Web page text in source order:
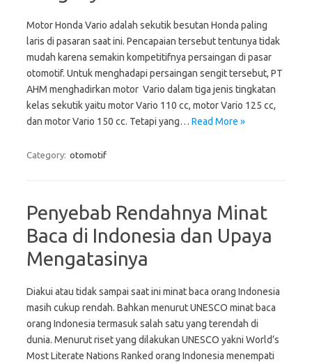
Motor Honda Vario adalah sekutik besutan Honda paling
laris di pasaran saat ini. Pencapaian tersebut tentunya tidak
mudah karena semakin kompetitifnya persaingan di pasar
otomotif. Untuk menghadapi persaingan sengit tersebut, PT
AHM menghadirkan motor Vario dalam tiga jenis tingkatan
kelas sekutik yaitu motor Vario 110 cc, motor Vario 125 cc,
dan motor Vario 150 cc. Tetapi yang… Read More »
Category: otomotif
Penyebab Rendahnya Minat
Baca di Indonesia dan Upaya
Mengatasinya
Diakui atau tidak sampai saat ini minat baca orang Indonesia
masih cukup rendah. Bahkan menurut UNESCO minat baca
orang Indonesia termasuk salah satu yang terendah di
dunia. Menurut riset yang dilakukan UNESCO yakni World’s
Most Literate Nations Ranked orang Indonesia menempati